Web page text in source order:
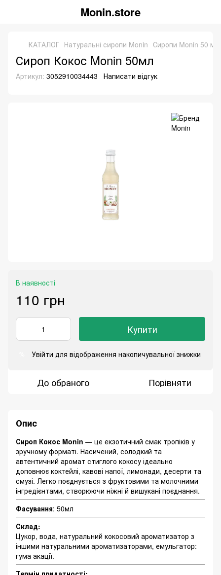
Monin.store
КАТАЛОГ Натуральні сиропи Monin Сиропи Monin 50 мл
Сироп Кокос Monin 50мл
Артикул: 3052910034443 Написати відгук
В наявності
110 грн
Купити
Увійти для відображення накопичувальної знижки
До обраного Порівняти
Опис
Сироп Кокос Monin — це екзотичний смак тропіків у
зручному форматі. Насичений, солодкий та
автентичний аромат стиглого кокосу ідеально
доповнює коктейлі, кавові напої, лимонади, десерти та
смузі. Легко поєднується з фруктовими та молочними
інгредієнтами, створюючи ніжні й вишукані поєднання.
Фасування: 50мл
Склад:
Цукор, вода, натуральний кокосовий ароматизатор з
іншими натуральними ароматизаторами, емульгатор:
гума акації.